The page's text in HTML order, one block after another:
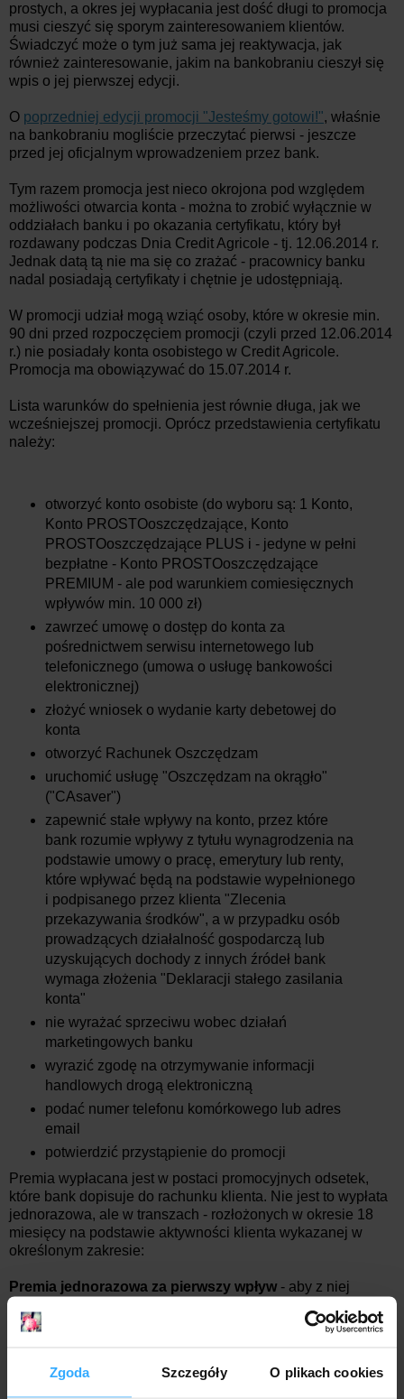
Zgoda Szczegóły O plikach cookies
prostych, a okres jej wypłacania jest dość długi to promocja
musi cieszyć się sporym zainteresowaniem klientów.
Świadczyć może o tym już sama jej reaktywacja, jak
również zainteresowanie, jakim na bankobraniu cieszył się
wpis o jej pierwszej edycji.
O poprzedniej edycji promocji "Jesteśmy gotowi!", właśnie
na bankobraniu mogliście przeczytać pierwsi - jeszcze
przed jej oficjalnym wprowadzeniem przez bank.
Tym razem promocja jest nieco okrojona pod względem
możliwości otwarcia konta - można to zrobić wyłącznie w
oddziałach banku i po okazania certyfikatu, który był
rozdawany podczas Dnia Credit Agricole - tj. 12.06.2014 r.
Jednak datą tą nie ma się co zrażać - pracownicy banku
nadal posiadają certyfikaty i chętnie je udostępniają.
W promocji udział mogą wziąć osoby, które w okresie min.
90 dni przed rozpoczęciem promocji (czyli przed 12.06.2014
r.) nie posiadały konta osobistego w Credit Agricole.
Promocja ma obowiązywać do 15.07.2014 r.
Lista warunków do spełnienia jest równie długa, jak we
wcześniejszej promocji. Oprócz przedstawienia certyfikatu
należy:
otworzyć konto osobiste (do wyboru są: 1 Konto,
Konto PROSTOoszczędzające, Konto
PROSTOoszczędzające PLUS i - jedyne w pełni
bezpłatne - Konto PROSTOoszczędzające
PREMIUM - ale pod warunkiem comiesięcznych
wpływów min. 10 000 zł)
zawrzeć umowę o dostęp do konta za
pośrednictwem serwisu internetowego lub
telefonicznego (umowa o usługę bankowości
elektronicznej)
złożyć wniosek o wydanie karty debetowej do
konta
otworzyć Rachunek Oszczędzam
uruchomić usługę "Oszczędzam na okrągło"
("CAsaver")
zapewnić stałe wpływy na konto, przez które
bank rozumie wpływy z tytułu wynagrodzenia na
podstawie umowy o pracę, emerytury lub renty,
które wpływać będą na podstawie wypełnionego
i podpisanego przez klienta "Zlecenia
przekazywania środków", a w przypadku osób
prowadzących działalność gospodarczą lub
uzyskujących dochody z innych źródeł bank
wymaga złożenia "Deklaracji stałego zasilania
konta"
nie wyrażać sprzeciwu wobec działań
marketingowych banku
wyrazić zgodę na otrzymywanie informacji
handlowych drogą elektroniczną
podać numer telefonu komórkowego lub adres
email
potwierdzić przystąpienie do promocji
Premia wypłacana jest w postaci promocyjnych odsetek,
które bank dopisuje do rachunku klienta. Nie jest to wypłata
jednorazowa, ale w transzach - rozłożonych w okresie 18
miesięcy na podstawie aktywności klienta wykazanej w
określonym zakresie:
Premia jednorazowa za pierwszy wpływ - aby z niej
miesiącu kalendarzowym po miesiącu przystąpienia do